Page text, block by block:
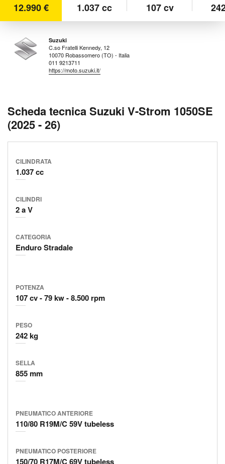
12.990 € 1.037 cc 107 cv
Suzuki
C.so Fratelli Kennedy, 12
10070 Robassomero (TO) - Italia
011 9213711
https://moto.suzuki.it/
Scheda tecnica Suzuki V-Strom 1050SE
(2025 - 26)
CILINDRATA
1.037 cc
CILINDRI
2 a V
CATEGORIA
Enduro Stradale
POTENZA
107 cv 79 kw 8.500 rpm
PESO
242 kg
SELLA
855 mm
PNEUMATICO ANTERIORE
110/80 R19M/C 59V tubeless
PNEUMATICO POSTERIORE
150/70 R17M/C 69V tubeless